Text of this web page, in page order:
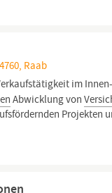
Raab
im
Abwicklung von